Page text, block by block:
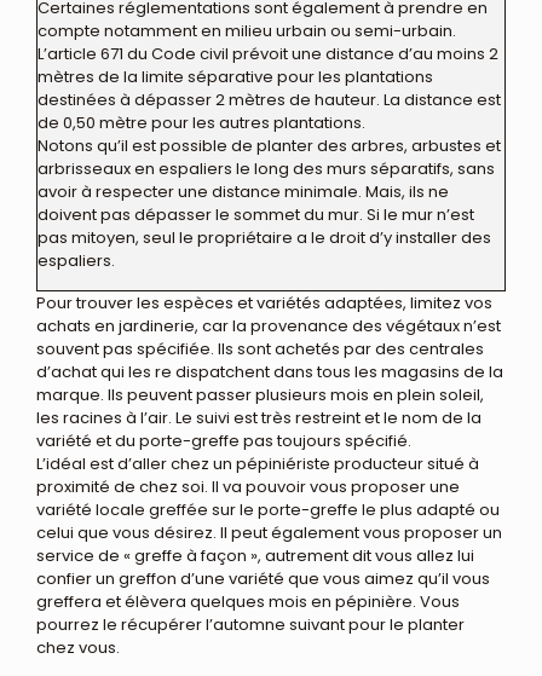
Certaines réglementations sont également à prendre en
compte notamment en milieu urbain ou semi-urbain.
L’article 671 du Code civil prévoit une distance d’au moins 2
mètres de la limite séparative pour les plantations
destinées à dépasser 2 mètres de hauteur. La distance est
de 0,50 mètre pour les autres plantations.
Notons qu’il est possible de planter des arbres, arbustes et
arbrisseaux en espaliers le long des murs séparatifs, sans
avoir à respecter une distance minimale. Mais, ils ne
doivent pas dépasser le sommet du mur. Si le mur n’est
pas mitoyen, seul le propriétaire a le droit d’y installer des
espaliers.
Pour trouver les espèces et variétés adaptées, limitez vos
achats en jardinerie, car la provenance des végétaux n’est
souvent pas spécifiée. Ils sont achetés par des centrales
d’achat qui les re dispatchent dans tous les magasins de la
marque. Ils peuvent passer plusieurs mois en plein soleil,
les racines à l’air. Le suivi est très restreint et le nom de la
variété et du porte-greffe pas toujours spécifié.
L’idéal est d’aller chez un pépiniériste producteur situé à
proximité de chez soi. Il va pouvoir vous proposer une
variété locale greffée sur le porte-greffe le plus adapté ou
celui que vous désirez. Il peut également vous proposer un
service de « greffe à façon », autrement dit vous allez lui
confier un greffon d’une variété que vous aimez qu’il vous
greffera et élèvera quelques mois en pépinière. Vous
pourrez le récupérer l’automne suivant pour le planter
chez vous.